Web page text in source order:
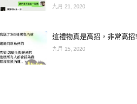
九月 21, 2020
這禮物真是高招，非常高招!
九月 15, 2020